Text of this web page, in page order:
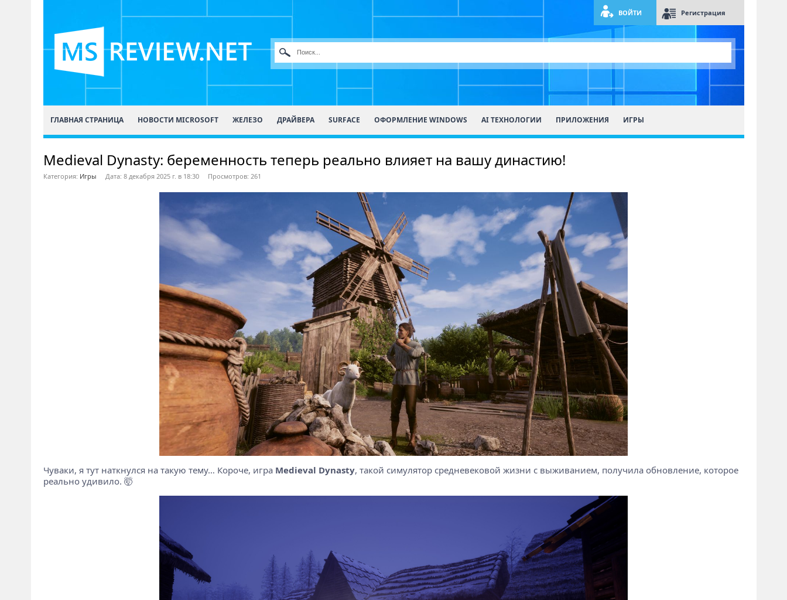
ВОЙТИ Регистрация
ГЛАВНАЯ СТРАНИЦА НОВОСТИ MICROSOFT ЖЕЛЕЗО ДРАЙВЕРА SURFACE ОФОРМЛЕНИЕ WINDOWS AI ТЕХНОЛОГИИ ПРИЛОЖЕНИЯ ИГРЫ
Medieval Dynasty: беременность теперь реально влияет на вашу династию!
Категория: Игры Дата: 8 декабря 2025 г. в 18:30 Просмотров: 261
Чуваки, я тут наткнулся на такую тему… Короче, игра Medieval Dynasty, такой симулятор средневековой жизни с выживанием, получила обновление, которое
реально удивило. 🤯